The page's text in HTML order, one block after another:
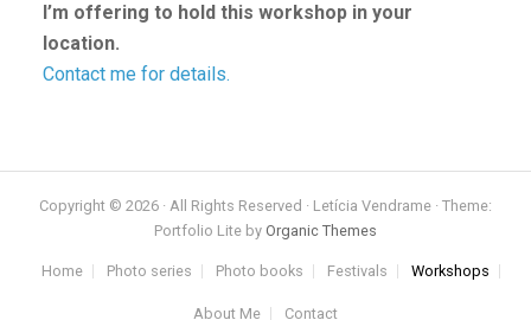
I’m offering to hold this workshop in your
location.
Contact me for details.
Copyright © 2026 · All Rights Reserved · Letícia Vendrame · Theme:
Portfolio Lite by Organic Themes
Home Photo series Photo books Festivals Workshops
About Me Contact